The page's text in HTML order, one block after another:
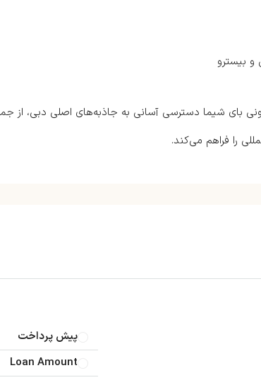
و بیسترو
بای شیما دسترسی آسانی به جاذبه‌های اصلی دبی، از
را فراهم می‌کند.
پیش پرداخت
Loan Amount